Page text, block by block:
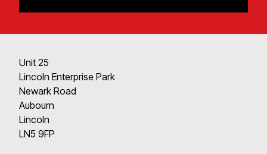
Unit 25​​​​‌ ‍ ​‍​‍‌‍ ‌ ​‍‌‍‍‌‌‍‌ ‌‍‍‌‌‍ ‍​‍​‍​ ‍‍​‍​‍‌ ​ ‌‍​‌‌‍ ‍‌‍‍‌‌ ‌​‌ ‍‌​‍ ‍‌‍‍‌‌‍ ​‍​‍​‍ ​​‍​‍‌‍‍​‌ ​‍‌‍‌‌‌‍‌‍​‍​‍​ ‍‍​‍​‍​‍ ‌‍​‌‌‍‌​‌‍ ‌‌‍‍‌‌‍ ‍​‍ ‌‍‍‌‌‍ ‍‌ ‌​‌‍‌‌‌‍ ‍‌ ‌​​‍ ‌‍‌‌‌‍‌​‌‍‍‌‌ ‌​​‍ ‌‍ ‌‌‍ ‌‍‌​‌‍‌‌​ ‌‌ ​​‌ ​‍‌‍‌‌‌ ​ ‌‍‌‌‌‍ ‍‌ ‌​‌‍​‌‌ ‌​‌‍‍‌‌‍ ‌‍ ‍​ ‍ ‌‍‍‌‌‍‌​​ ‌‌‍‌ ‌‍ ​‌‍ ‌‍​‍‌‍​‌‌‍ ​‌‌​ ‌‍‌‌‌ ‌​‌ ‌​‌‍‍‌‌‍ ‍‌‍‌ ‌ ​ ​ ‍ ‌ ‌​‌ ‍‌‌ ​​‌‍‌‌​ ‌‌‍‌ ‌‍ ​‌‍ ‌‍​‍‌‍​‌‌‍ ​‌‌​ ‌‍‌‌‌ ‌​‌ ‌​‌‍‍‌‌‍ ‍‌‍‌ ‌ ​ ​ ‍ ‌ ​​‌‍​‌‌ ‌​‌‍‍​​ ‌‌‍​‌‌‍‌​‌‍‌​‌ ​‍‌‍‌‌‌ ​ ‌ ​ ​‍‌‌​ ‌‌‌​​‍‌‌ ‌‍‍ ‌‍‌‌‌ ‍‌​‍‌‌​ ​ ‌​‌​​‍‌‌​ ​ ‌​‌​​‍‌‌​ ​‍​ ​‍​ ​‍​ ​​​ ​​‌‍‌‌​ ‌‌‌‍‌‌‌‍​‍‌‍‌​‌‍​‍​ ​​​ ​‌​ ​​​‍‌‌​ ​‍​ ​‍​‍‌‌​ ‌‌‌​‌​​‍ ‍‌‍​ ‌‍‍​‌‍‍‌‌‍ ​‌‍‌​‌ ​‍‌‍‌‌‌‍ ‍​‍‌‌​ ‌‌‌​​‍‌‌ ‌‍‍ ‌‍‌‌‌ ‍‌​‍‌‌​ ​ ‌​‌​​‍‌‌​ ​ ‌​‌​​‍‌‌​ ​‍​ ​‍‌‍‌‌​ ‍​​ ​‌‌‍‌​​ ​ ​ ‌‍​ ​‌​ ‍‌​ ‌‌​ ‌‌‌‍​‍​ ​‍​‍‌‌​ ​‍​ ​‍​‍‌‌​ ‌‌‌​‌​​‍ ‍‌ ‌​‌‍‌‌‌ ‍​‌ ‌​​ ‌‍​‍‌‍​‌‌ ​ ‌‍‌‌‌‌‌‌‌ ​‍‌‍ ​​ ‌​‍‌‌​ ​‍‌​‌‍‌‍​‌‌‍‌​‌‍ ‌‌‍‍‌‌‍ ‍​‍‌‍‌‍‍‌‌‍‌​​ ‌‌‍‌ ‌‍ ​‌‍ ‌‍​‍‌‍​‌‌‍ ​‌‌​ ‌‍‌‌‌ ‌​‌ ‌​‌‍‍‌‌‍ ‍‌‍‌ ‌ ​ ​‍‌‍‌ ‌​‌ ‍‌‌ ​​‌‍‌‌​ ‌‌‍‌ ‌‍ ​‌‍ ‌‍​‍‌‍​‌‌‍ ​‌‌​ ‌‍‌‌‌ ‌​‌ ‌​‌‍‍‌‌‍ ‍‌‍‌ ‌ ​ ​‍‌‍‌ ​​‌‍​‌‌ ‌​‌‍‍​​ ‌‌‍​‌‌‍‌​‌‍‌​‌ ​‍‌‍‌‌‌ ​ ‌ ​ ​‍‌‌​ ‌‌‌​​‍‌‌ ‌‍‍ ‌‍‌‌‌ ‍‌​‍‌‌​ ​ ‌​‌​​‍‌‌​ ​ ‌​‌​​‍‌‌​ ​‍​ ​‍​ ​‍​ ​​​ ​​‌‍‌‌​ ‌‌‌‍‌‌‌‍​‍‌‍‌​‌‍​‍​ ​​​ ​‌​ ​​​‍‌‌​ ​‍​ ​‍​‍‌‌​ ‌‌‌​‌​​‍ ‍‌‍​ ‌‍‍​‌‍‍‌‌‍ ​‌‍‌​‌ ​‍‌‍‌‌‌‍ ‍​‍‌‌​ ‌‌‌​​‍‌‌ ‌‍‍ ‌‍‌‌‌ ‍‌​‍‌‌​ ​ ‌​‌​​‍‌‌​ ​ ‌​‌​​‍‌‌​ ​‍​ ​‍‌‍‌‌​ ‍​​ ​‌‌‍‌​​ ​ ​ ‌‍​ ​‌​ ‍‌​ ‌‌​ ‌‌‌‍​‍​ ​‍​‍‌‌​ ​‍​ ​‍​‍‌‌​ ‌‌‌​‌​​‍ ‍‌ ‌​‌‍‌‌‌ ‍​‌ ‌​​‍​‍‌ ‌
Lincoln Enterprise Park​​​​‌ ‍ ​‍​‍‌‍ ‌ ​‍‌‍‍‌‌‍‌ ‌‍‍‌‌‍ ‍​‍​‍​ ‍‍​‍​‍‌ ​ ‌‍​‌‌‍ ‍‌‍‍‌‌ ‌​‌ ‍‌​‍ ‍‌‍‍‌‌‍ ​‍​‍​‍ ​​‍​‍‌‍‍​‌ ​‍‌‍‌‌‌‍‌‍​‍​‍​ ‍‍​‍​‍​‍ ‌‍​‌‌‍‌​‌‍ ‌‌‍‍‌‌‍ ‍​‍ ‌‍‍‌‌‍ ‍‌ ‌​‌‍‌‌‌‍ ‍‌ ‌​​‍ ‌‍‌‌‌‍‌​‌‍‍‌‌ ‌​​‍ ‌‍ ‌‌‍ ‌‍‌​‌‍‌‌​ ‌‌ ​​‌ ​‍‌‍‌‌‌ ​ ‌‍‌‌‌‍ ‍‌ ‌​‌‍​‌‌ ‌​‌‍‍‌‌‍ ‌‍ ‍​ ‍ ‌‍‍‌‌‍‌​​ ‌‌‍‌ ‌‍ ​‌‍ ‌‍​‍‌‍​‌‌‍ ​‌‌​ ‌‍‌‌‌ ‌​‌ ‌​‌‍‍‌‌‍ ‍‌‍‌ ‌ ​ ​ ‍ ‌ ‌​‌ ‍‌‌ ​​‌‍‌‌​ ‌‌‍‌ ‌‍ ​‌‍ ‌‍​‍‌‍​‌‌‍ ​‌‌​ ‌‍‌‌‌ ‌​‌ ‌​‌‍‍‌‌‍ ‍‌‍‌ ‌ ​ ​ ‍ ‌ ​​‌‍​‌‌ ‌​‌‍‍​​ ‌‌‍​‌‌‍‌​‌‍‌​‌ ​‍‌‍‌‌‌ ​ ‌ ​ ​‍‌‌​ ‌‌‌​​‍‌‌ ‌‍‍ ‌‍‌‌‌ ‍‌​‍‌‌​ ​ ‌​‌​​‍‌‌​ ​ ‌​‌​​‍‌‌​ ​‍​ ​‍​ ​ ​ ​ ‌‍‌​​ ​ ​ ‍‌​ ​ ‌‍‌‍​ ‌​​ ​‍‌‍​‌​ ‍‌​ ​‌​‍‌‌​ ​‍​ ​‍​‍‌‌​ ‌‌‌​‌​​‍ ‍‌‍​ ‌‍‍​‌‍‍‌‌‍ ​‌‍‌​‌ ​‍‌‍‌‌‌‍ ‍​‍‌‌​ ‌‌‌​​‍‌‌ ‌‍‍ ‌‍‌‌‌ ‍‌​‍‌‌​ ​ ‌​‌​​‍‌‌​ ​ ‌​‌​​‍‌‌​ ​‍​ ​‍‌‍‌‌​ ​​‌‍‌‍​ ‍​​ ​‍‌‍​‍​ ‌‍‌‍​‌​ ​​​ ‍‌​ ‌‌‌‍‌‍​‍‌‌​ ​‍​ ​‍​‍‌‌​ ‌‌‌​‌​​‍ ‍‌ ‌​‌‍‌‌‌ ‍​‌ ‌​​ ‌‍​‍‌‍​‌‌ ​ ‌‍‌‌‌‌‌‌‌ ​‍‌‍ ​​ ‌​‍‌‌​ ​‍‌​‌‍‌‍​‌‌‍‌​‌‍ ‌‌‍‍‌‌‍ ‍​‍‌‍‌‍‍‌‌‍‌​​ ‌‌‍‌ ‌‍ ​‌‍ ‌‍​‍‌‍​‌‌‍ ​‌‌​ ‌‍‌‌‌ ‌​‌ ‌​‌‍‍‌‌‍ ‍‌‍‌ ‌ ​ ​‍‌‍‌ ‌​‌ ‍‌‌ ​​‌‍‌‌​ ‌‌‍‌ ‌‍ ​‌‍ ‌‍​‍‌‍​‌‌‍ ​‌‌​ ‌‍‌‌‌ ‌​‌ ‌​‌‍‍‌‌‍ ‍‌‍‌ ‌ ​ ​‍‌‍‌ ​​‌‍​‌‌ ‌​‌‍‍​​ ‌‌‍​‌‌‍‌​‌‍‌​‌ ​‍‌‍‌‌‌ ​ ‌ ​ ​‍‌‌​ ‌‌‌​​‍‌‌ ‌‍‍ ‌‍‌‌‌ ‍‌​‍‌‌​ ​ ‌​‌​​‍‌‌​ ​ ‌​‌​​‍‌‌​ ​‍​ ​‍​ ​ ​ ​ ‌‍‌​​ ​ ​ ‍‌​ ​ ‌‍‌‍​ ‌​​ ​‍‌‍​‌​ ‍‌​ ​‌​‍‌‌​ ​‍​ ​‍​‍‌‌​ ‌‌‌​‌​​‍ ‍‌‍​ ‌‍‍​‌‍‍‌‌‍ ​‌‍‌​‌ ​‍‌‍‌‌‌‍ ‍​‍‌‌​ ‌‌‌​​‍‌‌ ‌‍‍ ‌‍‌‌‌ ‍‌​‍‌‌​ ​ ‌​‌​​‍‌‌​ ​ ‌​‌​​‍‌‌​ ​‍​ ​‍‌‍‌‌​ ​​‌‍‌‍​ ‍​​ ​‍‌‍​‍​ ‌‍‌‍​‌​ ​​​ ‍‌​ ‌‌‌‍‌‍​‍‌‌​ ​‍​ ​‍​‍‌‌​ ‌‌‌​‌​​‍ ‍‌ ‌​‌‍‌‌‌ ‍​‌ ‌​​‍​‍‌ ‌
Newark Road​​​​‌ ‍ ​‍​‍‌‍ ‌ ​‍‌‍‍‌‌‍‌ ‌‍‍‌‌‍ ‍​‍​‍​ ‍‍​‍​‍‌ ​ ‌‍​‌‌‍ ‍‌‍‍‌‌ ‌​‌ ‍‌​‍ ‍‌‍‍‌‌‍ ​‍​‍​‍ ​​‍​‍‌‍‍​‌ ​‍‌‍‌‌‌‍‌‍​‍​‍​ ‍‍​‍​‍​‍ ‌‍​‌‌‍‌​‌‍ ‌‌‍‍‌‌‍ ‍​‍ ‌‍‍‌‌‍ ‍‌ ‌​‌‍‌‌‌‍ ‍‌ ‌​​‍ ‌‍‌‌‌‍‌​‌‍‍‌‌ ‌​​‍ ‌‍ ‌‌‍ ‌‍‌​‌‍‌‌​ ‌‌ ​​‌ ​‍‌‍‌‌‌ ​ ‌‍‌‌‌‍ ‍‌ ‌​‌‍​‌‌ ‌​‌‍‍‌‌‍ ‌‍ ‍​ ‍ ‌‍‍‌‌‍‌​​ ‌‌‍‌ ‌‍ ​‌‍ ‌‍​‍‌‍​‌‌‍ ​‌‌​ ‌‍‌‌‌ ‌​‌ ‌​‌‍‍‌‌‍ ‍‌‍‌ ‌ ​ ​ ‍ ‌ ‌​‌ ‍‌‌ ​​‌‍‌‌​ ‌‌‍‌ ‌‍ ​‌‍ ‌‍​‍‌‍​‌‌‍ ​‌‌​ ‌‍‌‌‌ ‌​‌ ‌​‌‍‍‌‌‍ ‍‌‍‌ ‌ ​ ​ ‍ ‌ ​​‌‍​‌‌ ‌​‌‍‍​​ ‌‌‍​‌‌‍‌​‌‍‌​‌ ​‍‌‍‌‌‌ ​ ‌ ​ ​‍‌‌​ ‌‌‌​​‍‌‌ ‌‍‍ ‌‍‌‌‌ ‍‌​‍‌‌​ ​ ‌​‌​​‍‌‌​ ​ ‌​‌​​‍‌‌​ ​‍​ ​‍​ ‍​​ ‌ ‌‍‌‍‌‍​‌‌‍​‌​ ​‍​ ​ ​ ‌‍​ ‍‌​ ‌​​ ‌ ​ ​‍​‍‌‌​ ​‍​ ​‍​‍‌‌​ ‌‌‌​‌​​‍ ‍‌‍​ ‌‍‍​‌‍‍‌‌‍ ​‌‍‌​‌ ​‍‌‍‌‌‌‍ ‍​‍‌‌​ ‌‌‌​​‍‌‌ ‌‍‍ ‌‍‌‌‌ ‍‌​‍‌‌​ ​ ‌​‌​​‍‌‌​ ​ ‌​‌​​‍‌‌​ ​‍​ ​‍‌‍‌‌‌‍‌‌‌‍‌​​ ​‍​ ‌‍​ ‍​​ ​‌‌‍​‍‌‍​‍‌‍​‍​ ​‌‌‍​‍​‍‌‌​ ​‍​ ​‍​‍‌‌​ ‌‌‌​‌​​‍ ‍‌ ‌​‌‍‌‌‌ ‍​‌ ‌​​ ‌‍​‍‌‍​‌‌ ​ ‌‍‌‌‌‌‌‌‌ ​‍‌‍ ​​ ‌​‍‌‌​ ​‍‌​‌‍‌‍​‌‌‍‌​‌‍ ‌‌‍‍‌‌‍ ‍​‍‌‍‌‍‍‌‌‍‌​​ ‌‌‍‌ ‌‍ ​‌‍ ‌‍​‍‌‍​‌‌‍ ​‌‌​ ‌‍‌‌‌ ‌​‌ ‌​‌‍‍‌‌‍ ‍‌‍‌ ‌ ​ ​‍‌‍‌ ‌​‌ ‍‌‌ ​​‌‍‌‌​ ‌‌‍‌ ‌‍ ​‌‍ ‌‍​‍‌‍​‌‌‍ ​‌‌​ ‌‍‌‌‌ ‌​‌ ‌​‌‍‍‌‌‍ ‍‌‍‌ ‌ ​ ​‍‌‍‌ ​​‌‍​‌‌ ‌​‌‍‍​​ ‌‌‍​‌‌‍‌​‌‍‌​‌ ​‍‌‍‌‌‌ ​ ‌ ​ ​‍‌‌​ ‌‌‌​​‍‌‌ ‌‍‍ ‌‍‌‌‌ ‍‌​‍‌‌​ ​ ‌​‌​​‍‌‌​ ​ ‌​‌​​‍‌‌​ ​‍​ ​‍​ ‍​​ ‌ ‌‍‌‍‌‍​‌‌‍​‌​ ​‍​ ​ ​ ‌‍​ ‍‌​ ‌​​ ‌ ​ ​‍​‍‌‌​ ​‍​ ​‍​‍‌‌​ ‌‌‌​‌​​‍ ‍‌‍​ ‌‍‍​‌‍‍‌‌‍ ​‌‍‌​‌ ​‍‌‍‌‌‌‍ ‍​‍‌‌​ ‌‌‌​​‍‌‌ ‌‍‍ ‌‍‌‌‌ ‍‌​‍‌‌​ ​ ‌​‌​​‍‌‌​ ​ ‌​‌​​‍‌‌​ ​‍​ ​‍‌‍‌‌‌‍‌‌‌‍‌​​ ​‍​ ‌‍​ ‍​​ ​‌‌‍​‍‌‍​‍‌‍​‍​ ​‌‌‍​‍​‍‌‌​ ​‍​ ​‍​‍‌‌​ ‌‌‌​‌​​‍ ‍‌ ‌​‌‍‌‌‌ ‍​‌ ‌​​‍​‍‌ ‌
Aubourn​​​​‌ ‍ ​‍​‍‌‍ ‌ ​‍‌‍‍‌‌‍‌ ‌‍‍‌‌‍ ‍​‍​‍​ ‍‍​‍​‍‌ ​ ‌‍​‌‌‍ ‍‌‍‍‌‌ ‌​‌ ‍‌​‍ ‍‌‍‍‌‌‍ ​‍​‍​‍ ​​‍​‍‌‍‍​‌ ​‍‌‍‌‌‌‍‌‍​‍​‍​ ‍‍​‍​‍​‍ ‌‍​‌‌‍‌​‌‍ ‌‌‍‍‌‌‍ ‍​‍ ‌‍‍‌‌‍ ‍‌ ‌​‌‍‌‌‌‍ ‍‌ ‌​​‍ ‌‍‌‌‌‍‌​‌‍‍‌‌ ‌​​‍ ‌‍ ‌‌‍ ‌‍‌​‌‍‌‌​ ‌‌ ​​‌ ​‍‌‍‌‌‌ ​ ‌‍‌‌‌‍ ‍‌ ‌​‌‍​‌‌ ‌​‌‍‍‌‌‍ ‌‍ ‍​ ‍ ‌‍‍‌‌‍‌​​ ‌‌‍‌ ‌‍ ​‌‍ ‌‍​‍‌‍​‌‌‍ ​‌‌​ ‌‍‌‌‌ ‌​‌ ‌​‌‍‍‌‌‍ ‍‌‍‌ ‌ ​ ​ ‍ ‌ ‌​‌ ‍‌‌ ​​‌‍‌‌​ ‌‌‍‌ ‌‍ ​‌‍ ‌‍​‍‌‍​‌‌‍ ​‌‌​ ‌‍‌‌‌ ‌​‌ ‌​‌‍‍‌‌‍ ‍‌‍‌ ‌ ​ ​ ‍ ‌ ​​‌‍​‌‌ ‌​‌‍‍​​ ‌‌‍​‌‌‍‌​‌‍‌​‌ ​‍‌‍‌‌‌ ​ ‌ ​ ​‍‌‌​ ‌‌‌​​‍‌‌ ‌‍‍ ‌‍‌‌‌ ‍‌​‍‌‌​ ​ ‌​‌​​‍‌‌​ ​ ‌​‌​​‍‌‌​ ​‍​ ​‍​ ‌‌​ ​‍​ ‌ ​ ‍​‌‍​‍‌‍‌‌​ ​ ‌‍‌‍​ ‌​​ ‌ ​ ​‍‌‍‌‍​‍‌‌​ ​‍​ ​‍​‍‌‌​ ‌‌‌​‌​​‍ ‍‌‍​ ‌‍‍​‌‍‍‌‌‍ ​‌‍‌​‌ ​‍‌‍‌‌‌‍ ‍​‍‌‌​ ‌‌‌​​‍‌‌ ‌‍‍ ‌‍‌‌‌ ‍‌​‍‌‌​ ​ ‌​‌​​‍‌‌​ ​ ‌​‌​​‍‌‌​ ​‍​ ​‍​ ​ ​ ​​‌‍​‍‌‍​‌‌‍‌‍​ ‌‌​ ‌ ​ ‍‌​ ‍​​ ‌‌‌‍​ ‌‍‌‍​‍‌‌​ ​‍​ ​‍​‍‌‌​ ‌‌‌​‌​​‍ ‍‌ ‌​‌‍‌‌‌ ‍​‌ ‌​​ ‌‍​‍‌‍​‌‌ ​ ‌‍‌‌‌‌‌‌‌ ​‍‌‍ ​​ ‌​‍‌‌​ ​‍‌​‌‍‌‍​‌‌‍‌​‌‍ ‌‌‍‍‌‌‍ ‍​‍‌‍‌‍‍‌‌‍‌​​ ‌‌‍‌ ‌‍ ​‌‍ ‌‍​‍‌‍​‌‌‍ ​‌‌​ ‌‍‌‌‌ ‌​‌ ‌​‌‍‍‌‌‍ ‍‌‍‌ ‌ ​ ​‍‌‍‌ ‌​‌ ‍‌‌ ​​‌‍‌‌​ ‌‌‍‌ ‌‍ ​‌‍ ‌‍​‍‌‍​‌‌‍ ​‌‌​ ‌‍‌‌‌ ‌​‌ ‌​‌‍‍‌‌‍ ‍‌‍‌ ‌ ​ ​‍‌‍‌ ​​‌‍​‌‌ ‌​‌‍‍​​ ‌‌‍​‌‌‍‌​‌‍‌​‌ ​‍‌‍‌‌‌ ​ ‌ ​ ​‍‌‌​ ‌‌‌​​‍‌‌ ‌‍‍ ‌‍‌‌‌ ‍‌​‍‌‌​ ​ ‌​‌​​‍‌‌​ ​ ‌​‌​​‍‌‌​ ​‍​ ​‍​ ‌‌​ ​‍​ ‌ ​ ‍​‌‍​‍‌‍‌‌​ ​ ‌‍‌‍​ ‌​​ ‌ ​ ​‍‌‍‌‍​‍‌‌​ ​‍​ ​‍​‍‌‌​ ‌‌‌​‌​​‍ ‍‌‍​ ‌‍‍​‌‍‍‌‌‍ ​‌‍‌​‌ ​‍‌‍‌‌‌‍ ‍​‍‌‌​ ‌‌‌​​‍‌‌ ‌‍‍ ‌‍‌‌‌ ‍‌​‍‌‌​ ​ ‌​‌​​‍‌‌​ ​ ‌​‌​​‍‌‌​ ​‍​ ​‍​ ​ ​ ​​‌‍​‍‌‍​‌‌‍‌‍​ ‌‌​ ‌ ​ ‍‌​ ‍​​ ‌‌‌‍​ ‌‍‌‍​‍‌‌​ ​‍​ ​‍​‍‌‌​ ‌‌‌​‌​​‍ ‍‌ ‌​‌‍‌‌‌ ‍​‌ ‌​​‍​‍‌ ‌
Lincoln​​​​‌ ‍ ​‍​‍‌‍ ‌ ​‍‌‍‍‌‌‍‌ ‌‍‍‌‌‍ ‍​‍​‍​ ‍‍​‍​‍‌ ​ ‌‍​‌‌‍ ‍‌‍‍‌‌ ‌​‌ ‍‌​‍ ‍‌‍‍‌‌‍ ​‍​‍​‍ ​​‍​‍‌‍‍​‌ ​‍‌‍‌‌‌‍‌‍​‍​‍​ ‍‍​‍​‍​‍ ‌‍​‌‌‍‌​‌‍ ‌‌‍‍‌‌‍ ‍​‍ ‌‍‍‌‌‍ ‍‌ ‌​‌‍‌‌‌‍ ‍‌ ‌​​‍ ‌‍‌‌‌‍‌​‌‍‍‌‌ ‌​​‍ ‌‍ ‌‌‍ ‌‍‌​‌‍‌‌​ ‌‌ ​​‌ ​‍‌‍‌‌‌ ​ ‌‍‌‌‌‍ ‍‌ ‌​‌‍​‌‌ ‌​‌‍‍‌‌‍ ‌‍ ‍​ ‍ ‌‍‍‌‌‍‌​​ ‌‌‍‌ ‌‍ ​‌‍ ‌‍​‍‌‍​‌‌‍ ​‌‌​ ‌‍‌‌‌ ‌​‌ ‌​‌‍‍‌‌‍ ‍‌‍‌ ‌ ​ ​ ‍ ‌ ‌​‌ ‍‌‌ ​​‌‍‌‌​ ‌‌‍‌ ‌‍ ​‌‍ ‌‍​‍‌‍​‌‌‍ ​‌‌​ ‌‍‌‌‌ ‌​‌ ‌​‌‍‍‌‌‍ ‍‌‍‌ ‌ ​ ​ ‍ ‌ ​​‌‍​‌‌ ‌​‌‍‍​​ ‌‌‍​‌‌‍‌​‌‍‌​‌ ​‍‌‍‌‌‌ ​ ‌ ​ ​‍‌‌​ ‌‌‌​​‍‌‌ ‌‍‍ ‌‍‌‌‌ ‍‌​‍‌‌​ ​ ‌​‌​​‍‌‌​ ​ ‌​‌​​‍‌‌​ ​‍​ ​‍​ ‍‌​ ‌ ​ ‌‌‌‍‌‌​ ‌‌​ ‌‍‌‍​‍‌‍‌​‌‍​ ​ ​‌​ ​‍‌‍‌‌​‍‌‌​ ​‍​ ​‍​‍‌‌​ ‌‌‌​‌​​‍ ‍‌‍​ ‌‍‍​‌‍‍‌‌‍ ​‌‍‌​‌ ​‍‌‍‌‌‌‍ ‍​‍‌‌​ ‌‌‌​​‍‌‌ ‌‍‍ ‌‍‌‌‌ ‍‌​‍‌‌​ ​ ‌​‌​​‍‌‌​ ​ ‌​‌​​‍‌‌​ ​‍​ ​‍​ ‍‌‌‍​‍​ ‌​​ ​ ​ ‍​​ ‌ ​ ‌‍‌‍‌‌​ ‍​​ ‍‌​ ‌‍‌‍‌‍​‍‌‌​ ​‍​ ​‍​‍‌‌​ ‌‌‌​‌​​‍ ‍‌ ‌​‌‍‌‌‌ ‍​‌ ‌​​ ‌‍​‍‌‍​‌‌ ​ ‌‍‌‌‌‌‌‌‌ ​‍‌‍ ​​ ‌​‍‌‌​ ​‍‌​‌‍‌‍​‌‌‍‌​‌‍ ‌‌‍‍‌‌‍ ‍​‍‌‍‌‍‍‌‌‍‌​​ ‌‌‍‌ ‌‍ ​‌‍ ‌‍​‍‌‍​‌‌‍ ​‌‌​ ‌‍‌‌‌ ‌​‌ ‌​‌‍‍‌‌‍ ‍‌‍‌ ‌ ​ ​‍‌‍‌ ‌​‌ ‍‌‌ ​​‌‍‌‌​ ‌‌‍‌ ‌‍ ​‌‍ ‌‍​‍‌‍​‌‌‍ ​‌‌​ ‌‍‌‌‌ ‌​‌ ‌​‌‍‍‌‌‍ ‍‌‍‌ ‌ ​ ​‍‌‍‌ ​​‌‍​‌‌ ‌​‌‍‍​​ ‌‌‍​‌‌‍‌​‌‍‌​‌ ​‍‌‍‌‌‌ ​ ‌ ​ ​‍‌‌​ ‌‌‌​​‍‌‌ ‌‍‍ ‌‍‌‌‌ ‍‌​‍‌‌​ ​ ‌​‌​​‍‌‌​ ​ ‌​‌​​‍‌‌​ ​‍​ ​‍​ ‍‌​ ‌ ​ ‌‌‌‍‌‌​ ‌‌​ ‌‍‌‍​‍‌‍‌​‌‍​ ​ ​‌​ ​‍‌‍‌‌​‍‌‌​ ​‍​ ​‍​‍‌‌​ ‌‌‌​‌​​‍ ‍‌‍​ ‌‍‍​‌‍‍‌‌‍ ​‌‍‌​‌ ​‍‌‍‌‌‌‍ ‍​‍‌‌​ ‌‌‌​​‍‌‌ ‌‍‍ ‌‍‌‌‌ ‍‌​‍‌‌​ ​ ‌​‌​​‍‌‌​ ​ ‌​‌​​‍‌‌​ ​‍​ ​‍​ ‍‌‌‍​‍​ ‌​​ ​ ​ ‍​​ ‌ ​ ‌‍‌‍‌‌​ ‍​​ ‍‌​ ‌‍‌‍‌‍​‍‌‌​ ​‍​ ​‍​‍‌‌​ ‌‌‌​‌​​‍ ‍‌ ‌​‌‍‌‌‌ ‍​‌ ‌​​‍​‍‌ ‌
LN5 9FP​​​​‌ ‍ ​‍​‍‌‍ ‌ ​‍‌‍‍‌‌‍‌ ‌‍‍‌‌‍ ‍​‍​‍​ ‍‍​‍​‍‌ ​ ‌‍​‌‌‍ ‍‌‍‍‌‌ ‌​‌ ‍‌​‍ ‍‌‍‍‌‌‍ ​‍​‍​‍ ​​‍​‍‌‍‍​‌ ​‍‌‍‌‌‌‍‌‍​‍​‍​ ‍‍​‍​‍​‍ ‌‍​‌‌‍‌​‌‍ ‌‌‍‍‌‌‍ ‍​‍ ‌‍‍‌‌‍ ‍‌ ‌​‌‍‌‌‌‍ ‍‌ ‌​​‍ ‌‍‌‌‌‍‌​‌‍‍‌‌ ‌​​‍ ‌‍ ‌‌‍ ‌‍‌​‌‍‌‌​ ‌‌ ​​‌ ​‍‌‍‌‌‌ ​ ‌‍‌‌‌‍ ‍‌ ‌​‌‍​‌‌ ‌​‌‍‍‌‌‍ ‌‍ ‍​ ‍ ‌‍‍‌‌‍‌​​ ‌‌‍‌ ‌‍ ​‌‍ ‌‍​‍‌‍​‌‌‍ ​‌‌​ ‌‍‌‌‌ ‌​‌ ‌​‌‍‍‌‌‍ ‍‌‍‌ ‌ ​ ​ ‍ ‌ ‌​‌ ‍‌‌ ​​‌‍‌‌​ ‌‌‍‌ ‌‍ ​‌‍ ‌‍​‍‌‍​‌‌‍ ​‌‌​ ‌‍‌‌‌ ‌​‌ ‌​‌‍‍‌‌‍ ‍‌‍‌ ‌ ​ ​ ‍ ‌ ​​‌‍​‌‌ ‌​‌‍‍​​ ‌‌‍​‌‌‍‌​‌‍‌​‌ ​‍‌‍‌‌‌ ​ ‌ ​ ​‍‌‌​ ‌‌‌​​‍‌‌ ‌‍‍ ‌‍‌‌‌ ‍‌​‍‌‌​ ​ ‌​‌​​‍‌‌​ ​ ‌​‌​​‍‌‌​ ​‍​ ​‍​ ‌‍​ ‍​​ ​​​ ​‍‌‍‌‌‌‍​‌‌‍‌​​ ​‌​ ‌​​ ​‍‌‍​‍​ ‍‌​‍‌‌​ ​‍​ ​‍​‍‌‌​ ‌‌‌​‌​​‍ ‍‌‍​ ‌‍‍​‌‍‍‌‌‍ ​‌‍‌​‌ ​‍‌‍‌‌‌‍ ‍​‍‌‌​ ‌‌‌​​‍‌‌ ‌‍‍ ‌‍‌‌‌ ‍‌​‍‌‌​ ​ ‌​‌​​‍‌‌​ ​ ‌​‌​​‍‌‌​ ​‍​ ​‍​ ​​‌‍​‌‌‍​‍​ ​ ​ ‌‍​ ‌‌‌‍‌‍​ ‍​​ ​‌‌‍​ ‌‍‌‍‌‍‌​​‍‌‌​ ​‍​ ​‍​‍‌‌​ ‌‌‌​‌​​‍ ‍‌ ‌​‌‍‌‌‌ ‍​‌ ‌​​ ‌‍​‍‌‍​‌‌ ​ ‌‍‌‌‌‌‌‌‌ ​‍‌‍ ​​ ‌​‍‌‌​ ​‍‌​‌‍‌‍​‌‌‍‌​‌‍ ‌‌‍‍‌‌‍ ‍​‍‌‍‌‍‍‌‌‍‌​​ ‌‌‍‌ ‌‍ ​‌‍ ‌‍​‍‌‍​‌‌‍ ​‌‌​ ‌‍‌‌‌ ‌​‌ ‌​‌‍‍‌‌‍ ‍‌‍‌ ‌ ​ ​‍‌‍‌ ‌​‌ ‍‌‌ ​​‌‍‌‌​ ‌‌‍‌ ‌‍ ​‌‍ ‌‍​‍‌‍​‌‌‍ ​‌‌​ ‌‍‌‌‌ ‌​‌ ‌​‌‍‍‌‌‍ ‍‌‍‌ ‌ ​ ​‍‌‍‌ ​​‌‍​‌‌ ‌​‌‍‍​​ ‌‌‍​‌‌‍‌​‌‍‌​‌ ​‍‌‍‌‌‌ ​ ‌ ​ ​‍‌‌​ ‌‌‌​​‍‌‌ ‌‍‍ ‌‍‌‌‌ ‍‌​‍‌‌​ ​ ‌​‌​​‍‌‌​ ​ ‌​‌​​‍‌‌​ ​‍​ ​‍​ ‌‍​ ‍​​ ​​​ ​‍‌‍‌‌‌‍​‌‌‍‌​​ ​‌​ ‌​​ ​‍‌‍​‍​ ‍‌​‍‌‌​ ​‍​ ​‍​‍‌‌​ ‌‌‌​‌​​‍ ‍‌‍​ ‌‍‍​‌‍‍‌‌‍ ​‌‍‌​‌ ​‍‌‍‌‌‌‍ ‍​‍‌‌​ ‌‌‌​​‍‌‌ ‌‍‍ ‌‍‌‌‌ ‍‌​‍‌‌​ ​ ‌​‌​​‍‌‌​ ​ ‌​‌​​‍‌‌​ ​‍​ ​‍​ ​​‌‍​‌‌‍​‍​ ​ ​ ‌‍​ ‌‌‌‍‌‍​ ‍​​ ​‌‌‍​ ‌‍‌‍‌‍‌​​‍‌‌​ ​‍​ ​‍​‍‌‌​ ‌‌‌​‌​​‍ ‍‌ ‌​‌‍‌‌‌ ‍​‌ ‌​​‍​‍‌ ‌